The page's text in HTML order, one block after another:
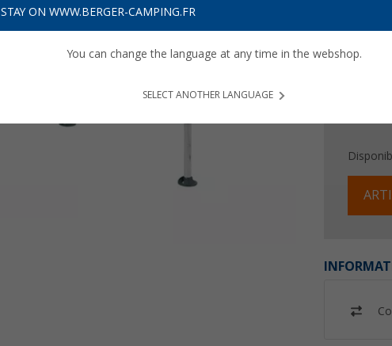
€
STAY ON WWW.BERGER-CAMPING.FR
You can change the language at any time in the webshop.
SELECT ANOTHER LANGUAGE